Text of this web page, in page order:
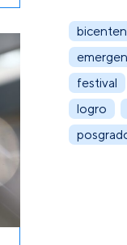
festival
logro